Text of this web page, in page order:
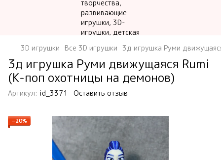
3D игрушки Все 3D игрушки 3д игрушка Руми
3д игрушка Руми движущаяся Rumi
(К-поп охотницы на демонов)
Артикул: id_3371 Оставить отзыв
−20%